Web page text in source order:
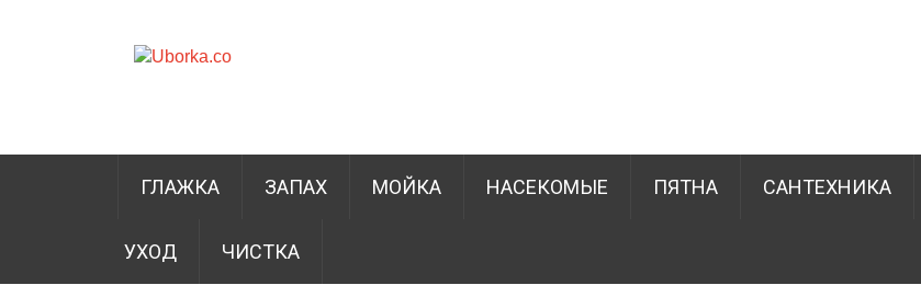
ГЛАЖКА ЗАПАХ МОЙКА НАСЕКОМЫЕ ПЯТНА САНТЕХНИКА
УХОД ЧИСТКА